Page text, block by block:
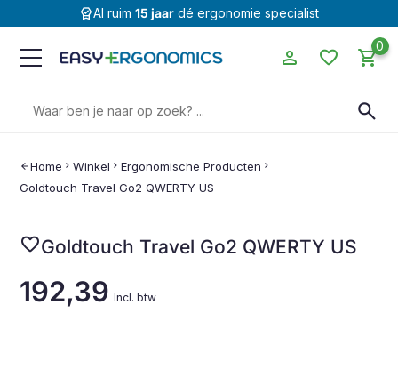
editor_choiceAl ruim 15 jaar dé ergonomie specialist
search
person favorite 0
shopping_cart
arrow_backHome chevron_rightWinkel chevron_rightErgonomische Producten chevron_right
Goldtouch Travel Go2 QWERTY US
favoriteGoldtouch Travel Go2 QWERTY US
192,39 Incl. btw